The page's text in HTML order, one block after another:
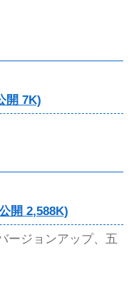
開 7K)
開 2,588K)
ージョンアップ、五